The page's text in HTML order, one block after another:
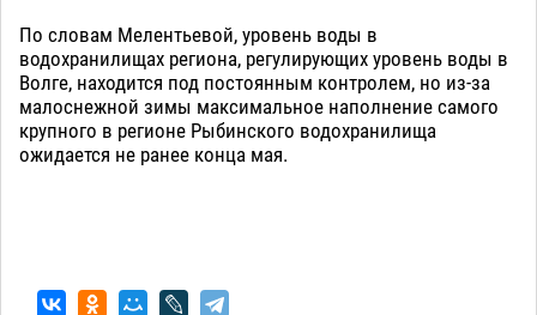
По словам Мелентьевой, уровень воды в
водохранилищах региона, регулирующих уровень воды в
Волге, находится под постоянным контролем, но из-за
малоснежной зимы максимальное наполнение самого
крупного в регионе Рыбинского водохранилища
ожидается не ранее конца мая.